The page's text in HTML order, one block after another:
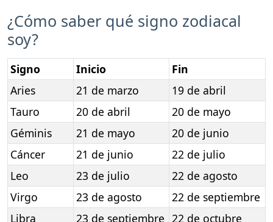
¿Cómo saber qué signo zodiacal
soy?
Signo Inicio
Fin
Aries
21 de marzo
19 de abril
Tauro
20 de abril
20 de mayo
Géminis
21 de mayo
20 de junio
Cáncer
21 de junio
22 de julio
Leo
23 de julio
22 de agosto
Virgo
23 de agosto
22 de septiembre
Libra
23 de septiembre 22 de octubre